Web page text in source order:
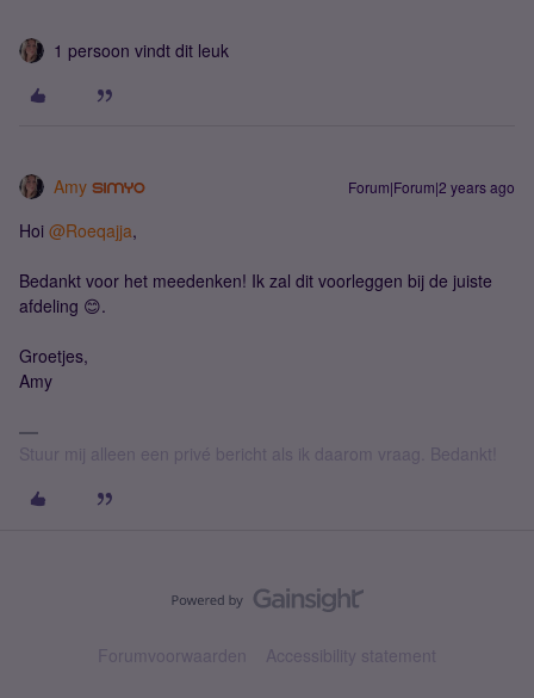
1 persoon vindt dit leuk
Amy Forum|Forum|2 years ago
Hoi @Roeqajja,
Bedankt voor het meedenken! Ik zal dit voorleggen bij de juiste
afdeling 😊.
Groetjes,
Amy
Stuur mij alleen een privé bericht als ik daarom vraag. Bedankt!
Forumvoorwaarden Accessibility statement